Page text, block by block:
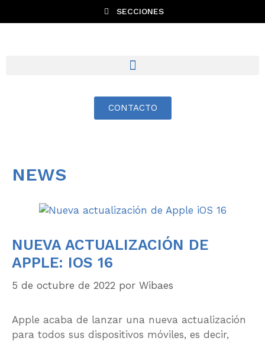
SECCIONES
CONTACTO
NEWS
NUEVA ACTUALIZACIÓN DE
APPLE: IOS 16
5 de octubre de 2022 por Wibaes
Apple acaba de lanzar una nueva actualización
para todos sus dispositivos móviles, es decir,